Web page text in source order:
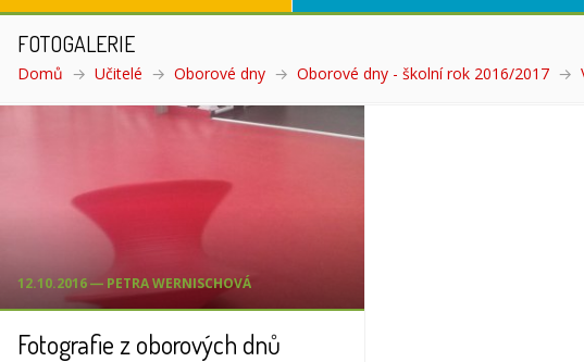
FOTOGALERIE
Domů Učitelé Oborové dny Oborové dny - školní rok 2016/2017
12.10.2016 ― PETRA WERNISCHOVÁ
Fotografie z oborových dnů